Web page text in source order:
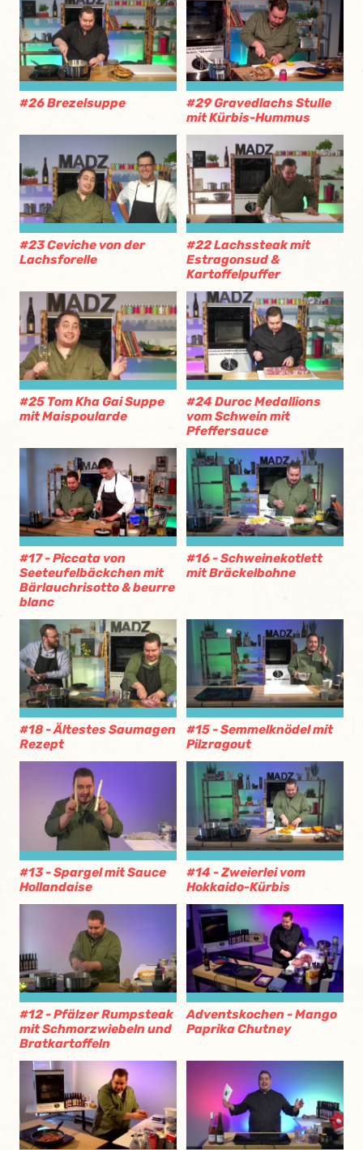
#26 Brezelsuppe
#29 Gravedlachs Stulle
mit Kürbis-Hummus
#23 Ceviche von der
Lachsforelle
#22 Lachssteak mit
Estragonsud &
Kartoffelpuffer
#25 Tom Kha Gai Suppe
mit Maispoularde
#24 Duroc Medallions
vom Schwein mit
Pfeffersauce
#17 - Piccata von
Seeteufelbäckchen mit
Bärlauchrisotto & beurre
blanc
#16 - Schweinekotlett
mit Bräckelbohne
#18 - Ältestes Saumagen
Rezept
#15 - Semmelknödel mit
Pilzragout
#13 - Spargel mit Sauce
Hollandaise
#14 - Zweierlei vom
Hokkaido-Kürbis
#12 - Pfälzer Rumpsteak
mit Schmorzwiebeln und
Bratkartoffeln
Adventskochen - Mango
Paprika Chutney